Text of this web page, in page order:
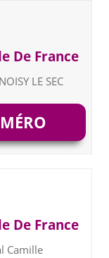
De France
LE SEC
De France
Camille